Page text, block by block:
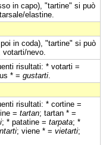
in capo), "tartine" si può
elastine.
in coda), "tartine" si può
nevo.
risultati: * votarti =
* = gustarti
risultati: * cortine =
= tartan; tartan * =
; * patatine = tarpata; *
; viene * = vietarti;